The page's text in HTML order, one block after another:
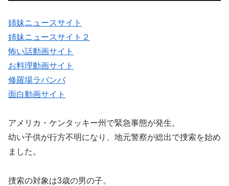
姉妹ニュースサイト
姉妹ニュースサイト２
怖い話動画サイト
お料理動画サイト
修羅場ラバンバ
面白動画サイト
アメリカ・ケンタッキー州で緊急事態が発生。
幼い子供が行方不明になり、地元警察が総出で捜索を始め
ました。
捜索の対象は3歳の男の子。